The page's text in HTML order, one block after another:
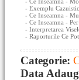
- Exemplu
- Ce Inseamna -
- Ce Inseamna -
- Interpretarea
- Raporturile Ce
Categorie:
Data